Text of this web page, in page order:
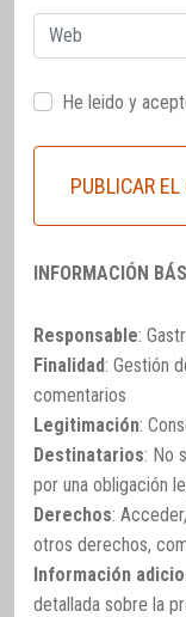
Web
He leido y
INFORMACIÓN
Responsable:
Finalidad: Gestión
comentarios
Legitimación:
Destinatarios: No
por una obligación
Derechos:
otros derechos,
Información
detallada sobre la